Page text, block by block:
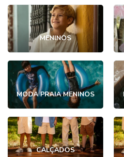
MENINOS
MODA PRAIA MENINOS
CALÇADOS